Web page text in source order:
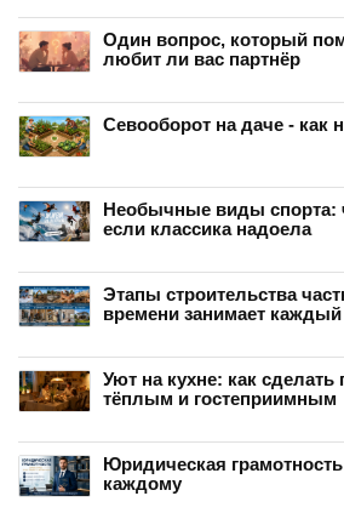
Один вопрос, который
любит ли вас партнёр
Севооборот на даче - как
Необычные виды спорта:
если классика надоела
Этапы строительства
времени занимает каждый
Уют на кухне: как сделать
тёплым и гостеприимным
Юридическая
каждому